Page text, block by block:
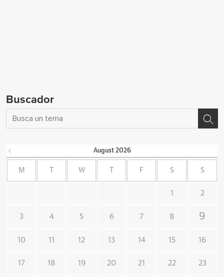
Buscador
August 2026
M W F S S
1 2
3 4 5 6 7 8 9
10 11 12 13 14 15 16
17 18 19 20 21 22 23